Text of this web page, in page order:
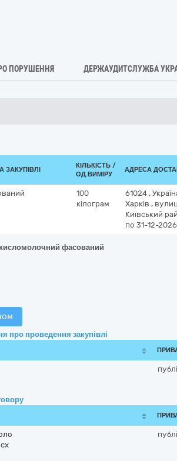
ПОРУШЕННЯ ДЕРЖАУДИТСЛУЖБА
ЗАКУПІВЛІ
КІЛЬКІСТЬ /
ОД.ВИМІРУ
АДРЕСА
100
кілограм
61024 ,
Харків ,
Київський
по 31-12-2026
фасований
про проведення закупівлі